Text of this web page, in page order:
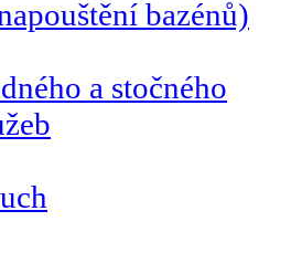
bazénů)
a stočného